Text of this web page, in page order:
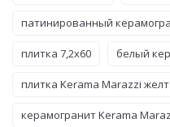
патинированный
плитка 7,2x60 белый
плитка Kerama Marazzi
керамогранит Kerama